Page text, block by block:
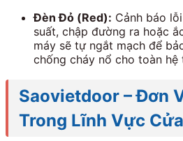
Đèn Đỏ (Red): Cảnh báo
suất, chập đường ra hoặc
máy sẽ tự ngắt mạch để
chống cháy nổ cho toàn
Saovietdoor – Đơn
Trong Lĩnh Vực